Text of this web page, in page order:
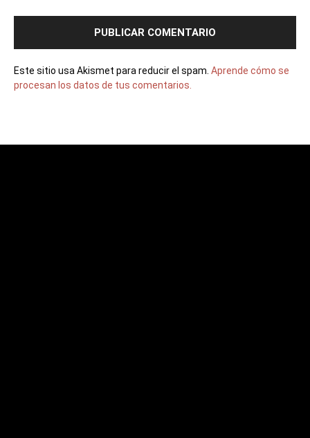
Este sitio usa Akismet para reducir el spam. Aprende cómo se
procesan los datos de tus comentarios.